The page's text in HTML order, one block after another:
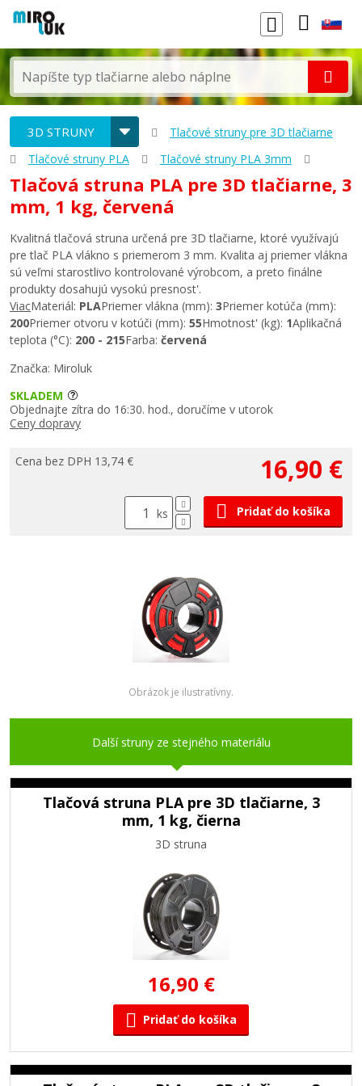
3D STRUNY
Tlačové struny pre 3D tlačiarne
Tlačové struny PLA
Tlačové struny PLA 3mm
Tlačová struna PLA pre 3D tlačiarne, 3
mm, 1 kg, červená
Značka: Miroluk
Kvalitná tlačová struna určená pre 3D tlačiarne, ktoré využívajú
pre tlač PLA vlákno s priemerom 3 mm. Kvalita aj priemer vlákna
sú veľmi starostlivo kontrolované výrobcom, a preto finálne
produkty dosahujú vysokú presnost'.
ViacMateriál: PLAPriemer vlákna (mm): 3Priemer kotúča (mm):
200Priemer otvoru v kotúči (mm): 55Hmotnost' (kg): 1Aplikačná
teplota (°C): 200 - 215Farba: červená
SKLADEM
Objednajte zítra do 16:30. hod., doručíme v utorok
Ceny dopravy
Cena bez DPH 13,74 € 16,90 €
ks Pridať do košíka
Obrázok je ilustratívny.
Další struny ze stejného materiálu
Tlačová struna PLA pre 3D tlačiarne, 3
mm, 1 kg, čierna
3D struna
16,90 €
Pridať do košíka